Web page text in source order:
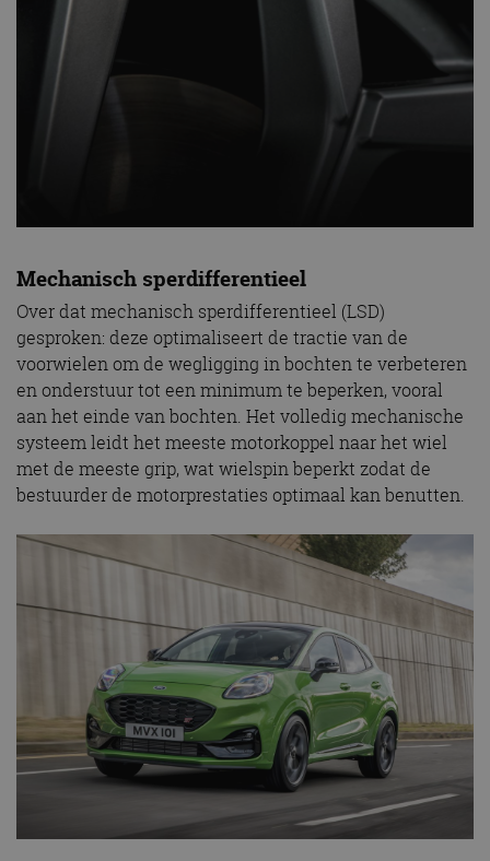
Mechanisch sperdifferentieel
Over dat mechanisch sperdifferentieel (LSD)
gesproken: deze optimaliseert de tractie van de
voorwielen om de wegligging in bochten te verbeteren
en onderstuur tot een minimum te beperken, vooral
aan het einde van bochten. Het volledig mechanische
systeem leidt het meeste motorkoppel naar het wiel
met de meeste grip, wat wielspin beperkt zodat de
bestuurder de motorprestaties optimaal kan benutten.